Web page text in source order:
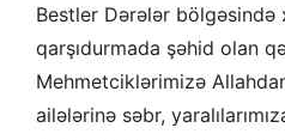
Bestler Dərələr bölgəsində
qarşıdurmada şəhid olan
Mehmetciklərimizə
ailələrinə səbr,